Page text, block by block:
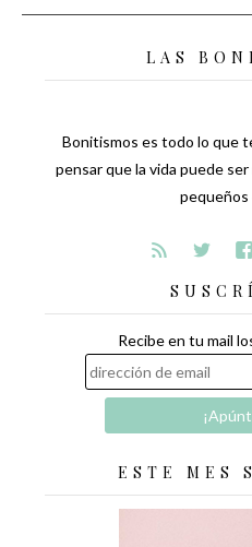
LAS
Bonitismos es todo lo que
pensar que la vida puede
pequeños
Recibe en tu mail
ESTE MES